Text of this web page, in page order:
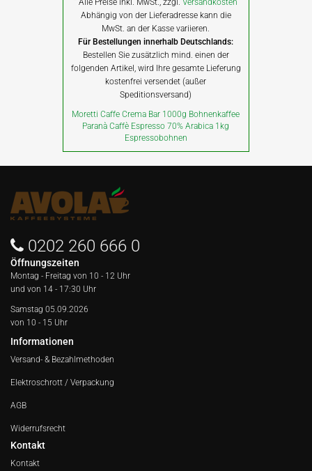
Alle Preise inkl. MwSt., zzgl.Versandkosten
Abhängig von der Lieferadresse kann die
MwSt. an der Kasse variieren.
Für Bestellungen innerhalb Deutschlands:
Bestellen Sie zusätzlich mind. einen der
folgenden Artikel, wird Ihre gesamte Lieferung
kostenfrei versendet (außer
Speditionsversand)
Moretti Caffe Crema Bar 1000g Bohnenkaffee
Paranà Caffè Espresso 70% Arabica 1kg
Espressobohnen
0202 260 666 0
Öffnungszeiten
Montag - Freitag von 10 - 12 Uhr
und von 14 - 17:30 Uhr
Samstag 05.09.2026
von 10 - 15 Uhr
Informationen
Versand- & Bezahlmethoden
Elektroschrott / Verpackung
AGB
Widerrufsrecht
Kontakt
Kontakt